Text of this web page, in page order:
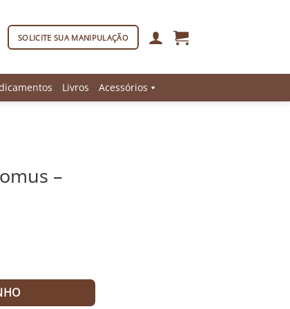
SOLICITE SUA MANIPULAÇÃO
Livros Acessórios
–